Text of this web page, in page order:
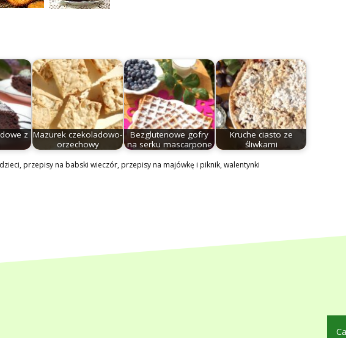
z Mazurek czekoladowo-
orzechowy
Bezglutenowe gofry
na serku mascarpone
Kruche ciasto ze
śliwkami
,przepisy na babski wieczór,przepisy na majówkę i piknik,walentynki